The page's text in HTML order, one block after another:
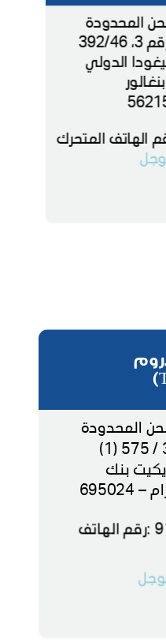
المحدودة
46
الدولي
المحدودة
بنك